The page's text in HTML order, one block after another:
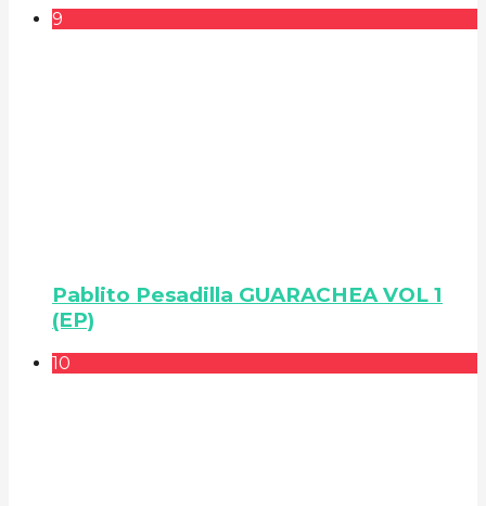
9
Pablito Pesadilla GUARACHEA VOL 1
(EP)
10